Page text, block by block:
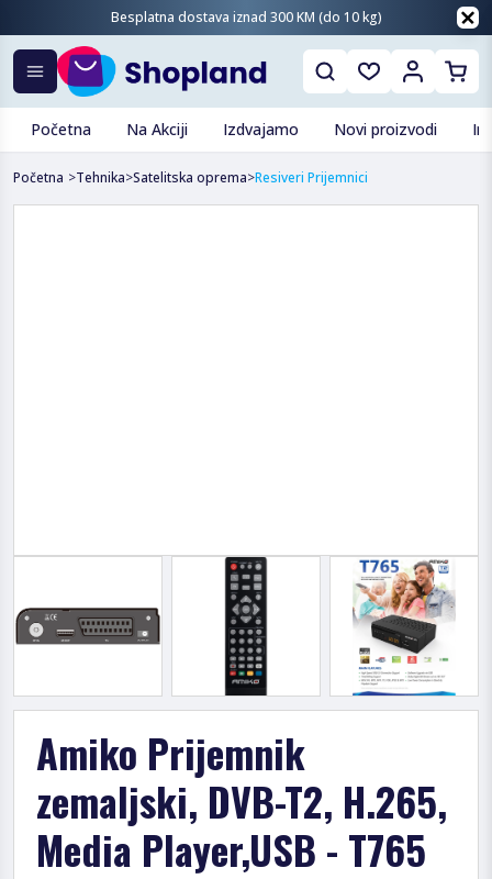
Besplatna dostava iznad 300 KM (do 10 kg)
Početna Na Akciji Izdvajamo Novi proizvodi
Početna >Tehnika>Satelitska oprema>Resiveri Prijemnici
Amiko Prijemnik
zemaljski, DVB-T2, H.265,
Media Player,USB - T765